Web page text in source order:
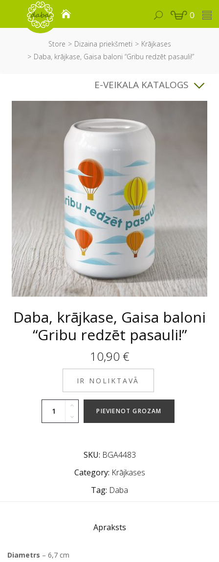
0
Store Dizaina priekšmeti
Krājkases
Daba, krājkase, Gaisa baloni “Gribu redzēt pasauli!”
E-VEIKALA KATALOGS
Daba, krājkase, Gaisa baloni
“Gribu redzēt pasauli!”
10,90 €
IR NOLIKTAVĀ
PIEVIENOT GROZAM
SKU: BGA4483
Category: Krājkases
Tag: Daba
Apraksts
Diametrs – 6,7 cm